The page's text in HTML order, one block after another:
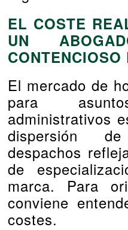
EL COSTE
UN
CONTENCIOSO
El mercado de
para
administrativos
dispersión
despachos
de
marca. Para
conviene
costes.